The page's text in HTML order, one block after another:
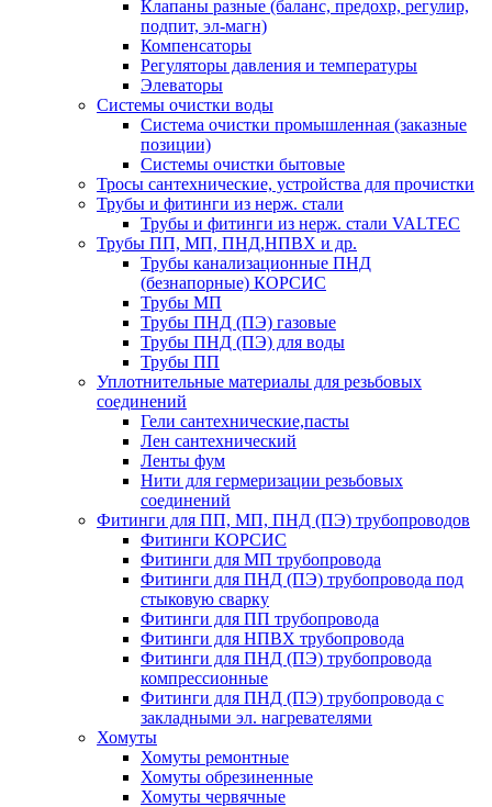
Клапаны разные (баланс, предохр, регулир,
подпит, эл-магн)
Компенсаторы
Регуляторы давления и температуры
Элеваторы
Системы очистки воды
Система очистки промышленная (заказные
позиции)
Системы очистки бытовые
Тросы сантехнические, устройства для прочистки
Трубы и фитинги из нерж. стали
Трубы и фитинги из нерж. стали VALTEC
Трубы ПП, МП, ПНД,НПВХ и др.
Трубы канализационные ПНД
(безнапорные) КОРСИС
Трубы МП
Трубы ПНД (ПЭ) газовые
Трубы ПНД (ПЭ) для воды
Трубы ПП
Уплотнительные материалы для резьбовых
соединений
Гели сантехнические,пасты
Лен сантехнический
Ленты фум
Нити для гермеризации резьбовых
соединений
Фитинги для ПП, МП, ПНД (ПЭ) трубопроводов
Фитинги КОРСИС
Фитинги для МП трубопровода
Фитинги для ПНД (ПЭ) трубопровода под
стыковую сварку
Фитинги для ПП трубопровода
Фитинги для НПВХ трубопровода
Фитинги для ПНД (ПЭ) трубопровода
компрессионные
Фитинги для ПНД (ПЭ) трубопровода с
закладными эл. нагревателями
Хомуты
Хомуты ремонтные
Хомуты обрезиненные
Хомуты червячные